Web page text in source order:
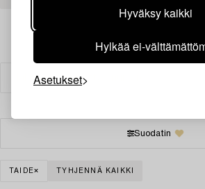
Hyväksy kaikki
Hylkää ei-
Asetukset
Suodatin
TAIDE TYHJENNÄ KAIKKI